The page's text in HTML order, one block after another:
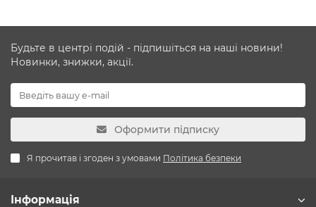
Будьте в центрі подій - підпишіться на наші новини!
Новинки, знижки, акції.
Оформити підписку
Я прочитав і згоден з умовами Політика безпеки
Інформація